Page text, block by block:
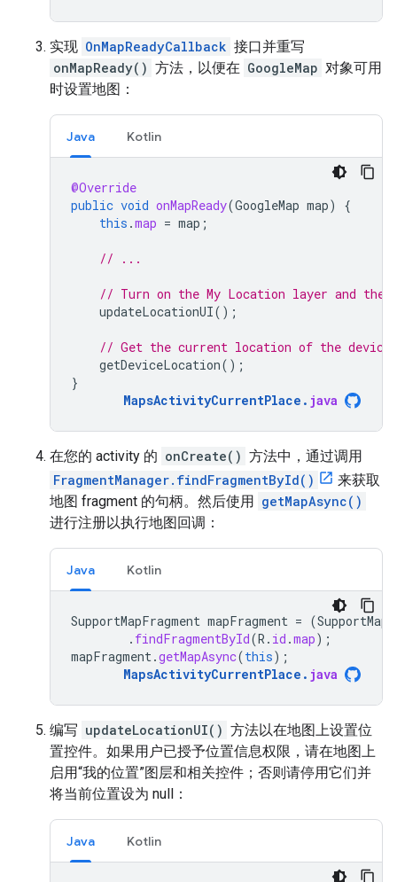
实现 OnMapReadyCallback 接口并重写
onMapReady() 方法，以便在 GoogleMap 对象可用
时设置地图：
Java Kotlin
@Override
public void onMapReady(GoogleMap map)
{
this .map = map ;
// ...
// Turn on the My Location layer and the
updateLocationUI();
// Get the current location of the device
getDeviceLocation();
}
MapsActivityCurrentPlace . java
在您的 activity 的 onCreate() 方法中，通过调用
FragmentManager.findFragmentById()
来获取
地图 fragment 的句柄。然后使用 getMapAsync()
进行注册以执行地图回调：
Java Kotlin
SupportMapFragment mapFragment = (
. findFragmentById(R . id .map);
mapFragment .getMapAsync(this);
MapsActivityCurrentPlace . java
编写 updateLocationUI() 方法以在地图上设置位
置控件。如果用户已授予位置信息权限，请在地图上
启用“我的位置”图层和相关控件；否则请停用它们并
将当前位置设为 null：
Java Kotlin